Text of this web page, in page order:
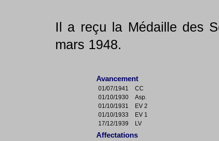
Il a reçu la Médaille des
mars 1948.
Avancement
01/07/1941
CC
01/10/1930
Asp.
01/10/1931
EV 2
01/10/1933
EV 1
17/12/1939
LV
Affectations